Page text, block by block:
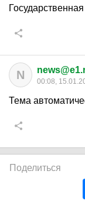
N 00:08,
Тема
Поделиться